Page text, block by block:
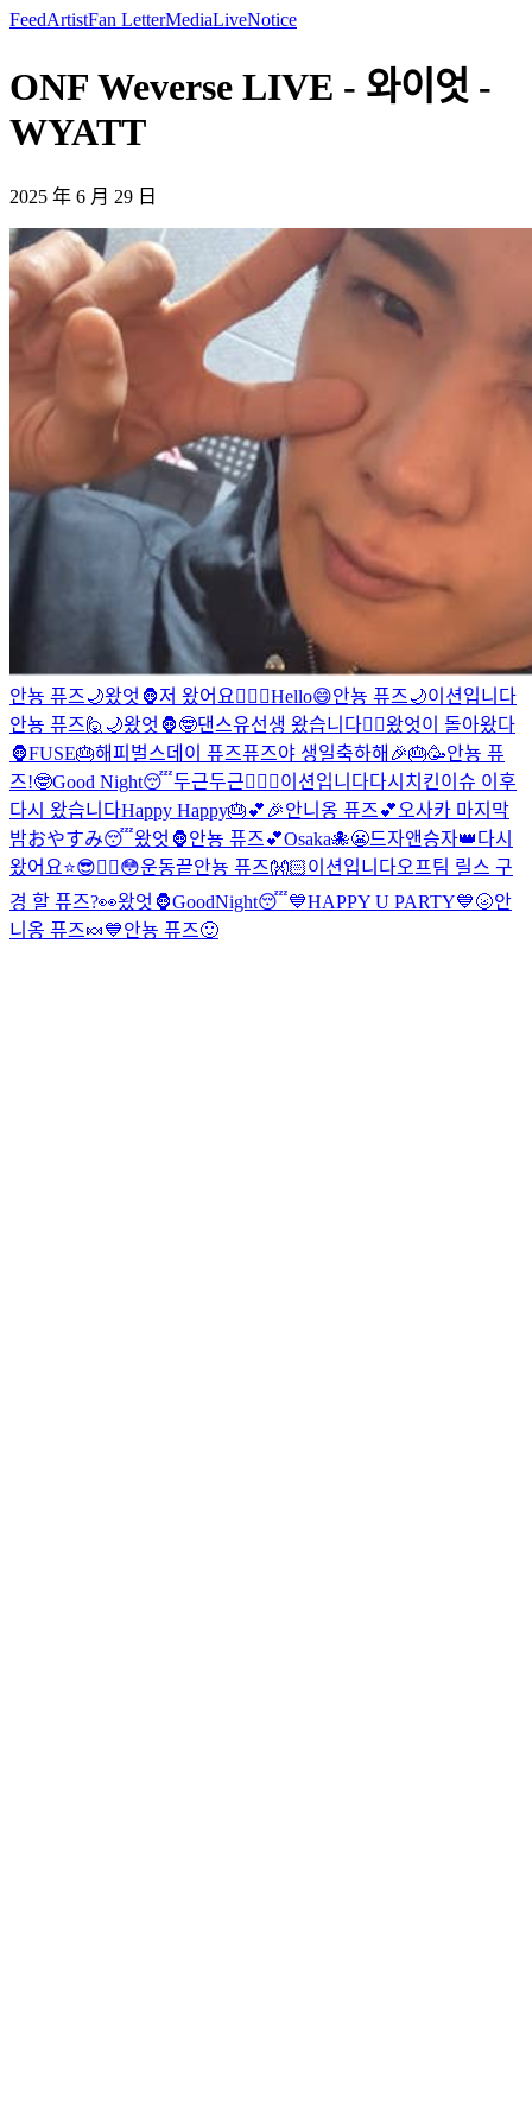
FeedArtistFan LetterMediaLiveNotice
ONF Weverse LIVE - 와이엇 -
WYATT
2025 年 6 月 29 日
안뇽 퓨즈🌙왔엇🦍저 왔어요✌🏻 😬Hello😄안뇽 퓨즈🌙이션입니다
안뇽 퓨즈🙋 🌙왔엇🦍🤓댄스유선생 왔습니다❤️‍🔥왔엇이 돌아왔다
🦍FUSE🎂해피벌스데이 퓨즈퓨즈야 생일축하해🎉🎂🥳안뇽 퓨
즈!🤓Good Night😴두근두근❤️‍🔥 😬이션입니다다시 치킨이슈 이후
다시 왔습니다Happy Happy🎂💕🎉안니옹 퓨즈💕 오사카 마지막
밤おやすみ😴왔엇🦍안뇽 퓨즈💕Osaka🐙😬드자앤승자👑다시
왔어요⭐️😎❤️‍🔥😳운동끝안뇽 퓨즈👐🏻이션입니다오프팀 릴스 구
경 할 퓨즈?👀왔엇🦍GoodNight😴💙HAPPY U PARTY💙🌝안
니옹 퓨즈🍬💙안뇽 퓨즈🙂